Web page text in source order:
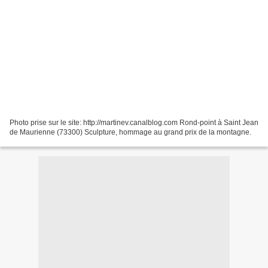
Photo prise sur le site: http://martinev.canalblog.com Rond-point à Saint Jean
de Maurienne (73300) Sculpture, hommage au grand prix de la montagne.